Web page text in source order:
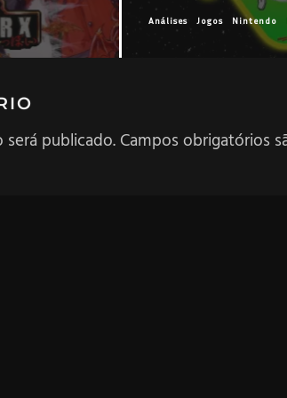
Análises Jogos Nintendo PC PlayStation Xbox
publicado. Campos obrigatórios